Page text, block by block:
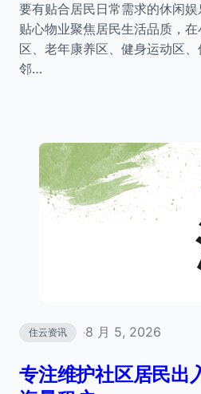
要有贴合居民日常需求的休闲
贴心物业聚焦居民生活品质，
区、老年康养区、健身运动区、
邻…
住云资讯 ·8 月 5, 2026
专注维护社区居民出